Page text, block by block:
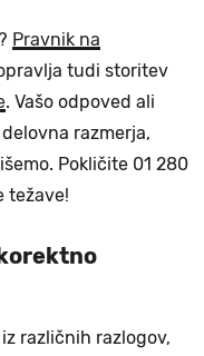
Pravnik na
tudi storitev
. Vašo odpoved ali
razmerja,
Pokličite 01 280
težave!
različnih razlogov,